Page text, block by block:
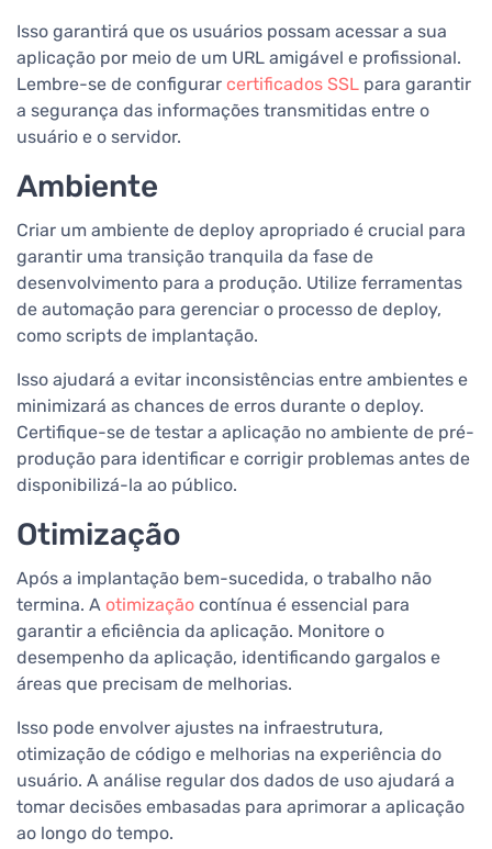
Isso garantirá que os usuários possam acessar a sua
aplicação por meio de um URL amigável e profissional.
Lembre-se de configurar certificados SSL para garantir
a segurança das informações transmitidas entre o
usuário e o servidor.
Ambiente
Criar um ambiente de deploy apropriado é crucial para
garantir uma transição tranquila da fase de
desenvolvimento para a produção. Utilize ferramentas
de automação para gerenciar o processo de deploy,
como scripts de implantação.
Isso ajudará a evitar inconsistências entre ambientes e
minimizará as chances de erros durante o deploy.
Certifique-se de testar a aplicação no ambiente de pré-
produção para identificar e corrigir problemas antes de
disponibilizá-la ao público.
Otimização
Após a implantação bem-sucedida, o trabalho não
termina. A otimização contínua é essencial para
garantir a eficiência da aplicação. Monitore o
desempenho da aplicação, identificando gargalos e
áreas que precisam de melhorias.
Isso pode envolver ajustes na infraestrutura,
otimização de código e melhorias na experiência do
usuário. A análise regular dos dados de uso ajudará a
tomar decisões embasadas para aprimorar a aplicação
ao longo do tempo.